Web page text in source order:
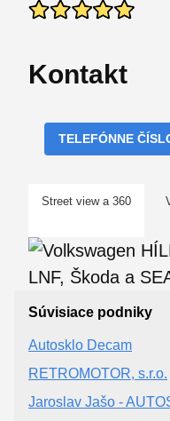
Kontakt
TELEFÓNNE
Street view a 360
Súvisiace podniky
Autosklo Decam
RETROMOTOR, s.r.o.
Jaroslav Jašo -